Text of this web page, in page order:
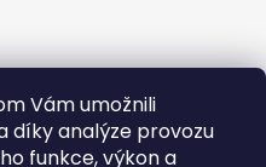
Vám umožnili
díky analýze provozu
funkce, výkon a